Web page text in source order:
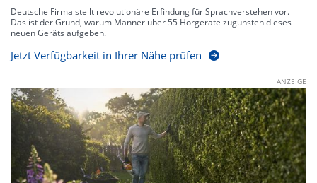
Deutsche Firma stellt revolutionäre Erfindung für Sprachverstehen vor.
Das ist der Grund, warum Männer über 55 Hörgeräte zugunsten dieses
neuen Geräts aufgeben.
Jetzt Verfügbarkeit in Ihrer Nähe prüfen
ANZEIGE